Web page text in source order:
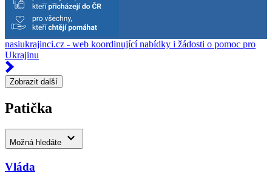
nasiukrajinci.cz - web koordinující nabídky i žádosti o pomoc pro
Ukrajinu
Zobrazit další
Patička
Možná hledáte
Vláda